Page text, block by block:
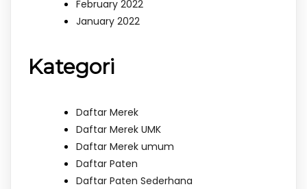
February 2022
January 2022
Kategori
Daftar Merek
Daftar Merek UMK
Daftar Merek umum
Daftar Paten
Daftar Paten Sederhana